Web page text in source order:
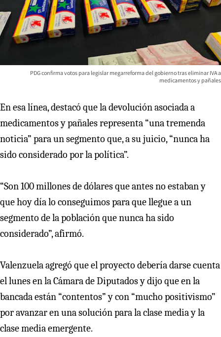
PDG confirma votos para legislar megarreforma del gobierno tras eliminar IVA a
medicamentos y pañales
En esa línea, destacó que la devolución asociada a
medicamentos y pañales representa “una tremenda
noticia” para un segmento que, a su juicio, “nunca ha
sido considerado por la política”.
“Son 100 millones de dólares que antes no estaban y
que hoy día lo conseguimos para que llegue a un
segmento de la población que nunca ha sido
considerado”, afirmó.
Valenzuela agregó que el proyecto debería darse cuenta
el lunes en la Cámara de Diputados y dijo que en la
bancada están “contentos” y con “mucho positivismo”
por avanzar en una solución para la clase media y la
clase media emergente.